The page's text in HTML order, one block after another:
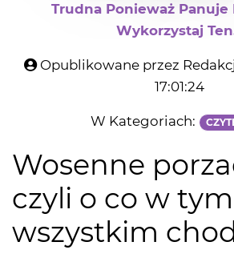
Trudna Ponieważ Panuje
Wykorzystaj
Opublikowane przez
17:01:24
W Kategoriach:
Wosenne
czyli o co w tym
wszystkim